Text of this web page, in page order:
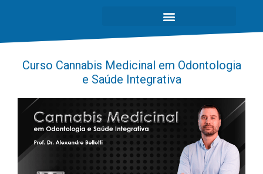
Curso Cannabis Medicinal em Odontologia
e Saúde Integrativa